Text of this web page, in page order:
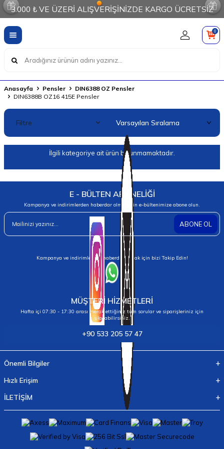
3.000 ₺ VE ÜZERİ ALIŞVERİŞİNİZDE KARGO ÜCRETSİZ
0
Anasayfa Pensler
DIN6388 OZ Pensler
DIN6388B OZ16 415E Pensler
Filtre
İlgili kategoriye ait ürün bulunmamaktadır.
E - BÜLTEN ABONELİĞİ
Kampanya ve indirimlerden haberdar olmak için e-bültenimize abone olun.
ABONE OL
Kampanya ve indirimlerden haberdar olmak için bizi Takip Edin!
MÜŞTERİ HİZMETLERİ
Hafta içi 07:30 - 17:30 arası merak ettiğiniz tüm sorular ve siparişleriniz için
ulaşabilirsiniz.
+90 533 205 57 47
Önemli Bilgiler
Hızlı Erişim
İLETİŞİM